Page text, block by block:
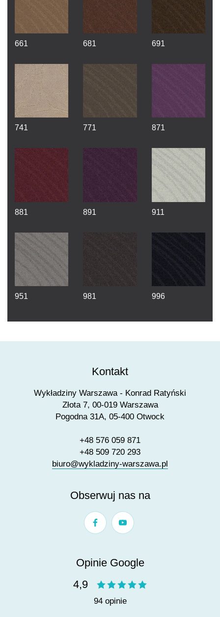
661 681 691
741 771 871
881 891 911
951 981 996
Kontakt
Wykładziny Warszawa - Konrad Ratyński
Złota 7, 00-019 Warszawa
Pogodna 31A, 05-400 Otwock
+48 576 059 871
+48 509 720 293
biuro@wykladziny-warszawa.pl
Obserwuj nas na
Opinie Google
4,9
94 opinie